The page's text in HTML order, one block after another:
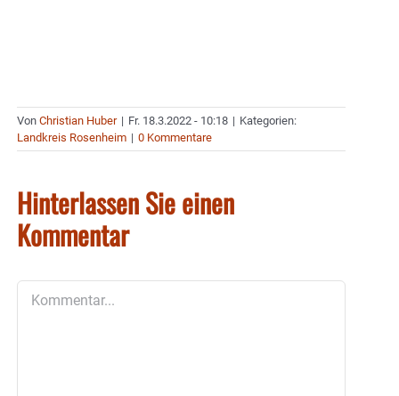
Von Christian Huber | Fr. 18.3.2022 - 10:18 | Kategorien:
Landkreis Rosenheim | 0 Kommentare
Hinterlassen Sie einen
Kommentar